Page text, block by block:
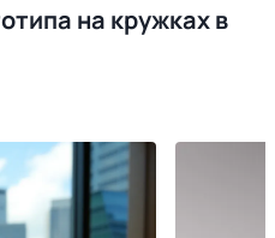
на кружках в